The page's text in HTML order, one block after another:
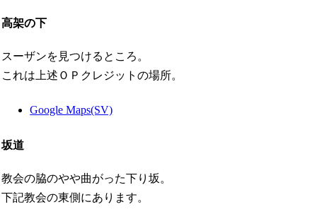
高架の下
スーザンを見つけるところ。
これは上述ＯＰクレジットの場所。
Google Maps(SV)
坂道
教会の脇のやや曲がった下り坂。
下記教会の東側にあります。